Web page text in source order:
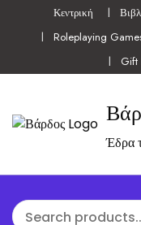
Κεντρική
Roleplaying
Gift
Έδρα